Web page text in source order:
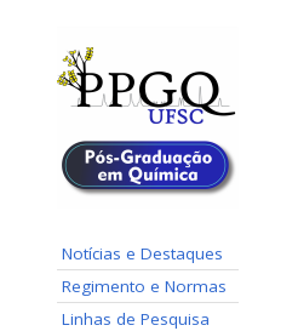
Notícias e Destaques
Regimento e Normas
Linhas de Pesquisa